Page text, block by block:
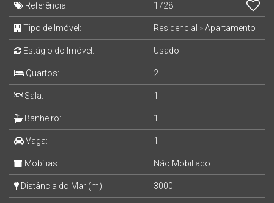
Referência: 1728
Tipo de Imóvel: Residencial »Apartamento
Estágio do Imóvel: Usado
Quartos: 2
Sala: 1
Banheiro: 1
Vaga: 1
Mobílias: Não Mobiliado
Distância do Mar (m): 3000